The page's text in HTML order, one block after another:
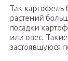
Так картофель
растений
посадки
или овес.
застоявшуюся